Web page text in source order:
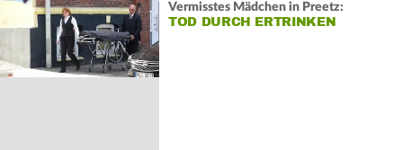
Vermisstes Mädchen in Preetz:
TOD DURCH ERTRINKEN